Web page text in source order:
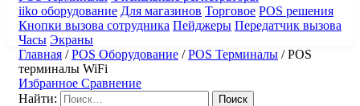
iiko оборудование Для магазинов Торговое POS решения
Кнопки вызова сотрудника Пейджеры Передатчик вызова
Часы Экраны
Главная /POS Оборудование /POS Терминалы /POS
терминалы WiFi
Избранное Сравнение
Найти: